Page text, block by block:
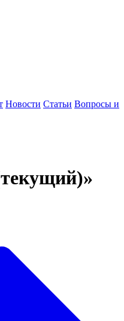
Новости Статьи Вопросы и